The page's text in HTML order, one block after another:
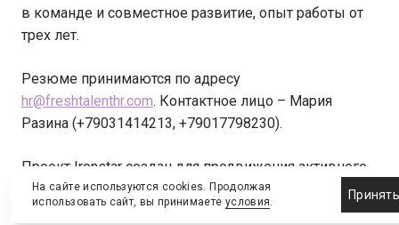
в команде и совместное развитие, опыт работы от
трех лет.
Резюме принимаются по адресу
hr@freshtalenthr.com. Контактное лицо – Мария
Разина (+79031414213, +79017798230).
Проект Ironstar создан для продвижения активного
и здорового образа жизни в России. Он объединяет
профессионалов и любителей циклических видов
На сайте используются cookies. Продолжая
использовать сайт, вы принимаете условия.
Принять